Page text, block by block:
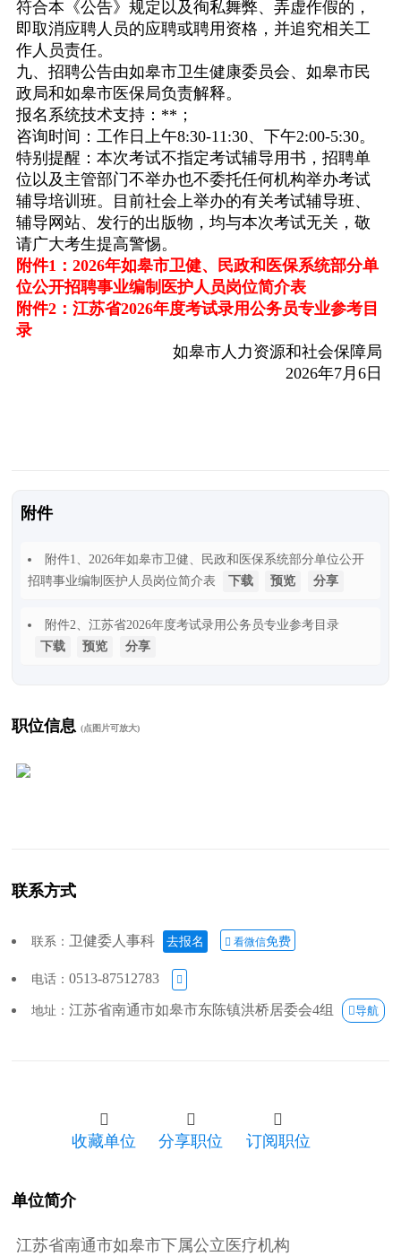
符合本《公告》规定以及徇私舞弊、弄虚作假的，
即取消应聘人员的应聘或聘用资格，并追究相关工
作人员责任。
九、招聘公告由如皋市卫生健康委员会、如皋市民
政局和如皋市医保局负责解释。
报名系统技术支持： ** ；
咨询时间：工作日上午8:30-11:30、下午2:00-5:30。
特别提醒：本次考试不指定考试辅导用书，招聘单
位以及主管部门不举办也不委托任何机构举办考试
辅导培训班。目前社会上举办的有关考试辅导班、
辅导网站、发行的出版物，均与本次考试无关，敬
请广大考生提高警惕。
附件1：2026年如皋市卫健、民政和医保系统部分单
位公开招聘事业编制医护人员岗位简介表
附件2：江苏省2026年度考试录用公务员专业参考目
录
如皋市人力资源和社会保障局
2026年7月 6日
附件
附件1
、2026年如皋市卫健、民政和医保系统部分单位公开
招聘事业编制医护人员岗位简介表
下载 预览 分享
附件2 、江苏省2026年度考试录用公务员专业参考目录
下载
预览 分享
职位信息 (点图片可放大)
联系方式
联系： 卫健委人事科 去报名  看微信免费
电话：0513-87512783 
地址：江苏省南通市如皋市东陈镇洪桥居委会4组 导航

收藏单位

分享职位

订阅职位
单位简介
江苏省南通市如皋市下属公立医疗机构